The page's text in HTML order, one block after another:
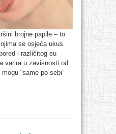
brojne papile – to
se osjeća ukus.
i različitog su
varira u zavisnosti od
“same po sebi”